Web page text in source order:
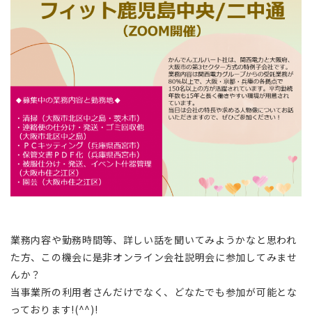
業務内容や勤務時間等、詳しい話を聞いてみようかなと思われ
た方、この機会に是非オンライン会社説明会に参加してみませ
んか？
当事業所の利用者さんだけでなく、どなたでも参加が可能とな
っております!(^^)!